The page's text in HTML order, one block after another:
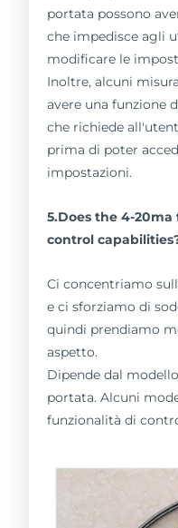
portata possono
che impedisce agli
modificare le
Inoltre, alcuni
avere una funzione
che richiede
prima di poter
impostazioni.
5.Does the 4-
control
Ci concentriamo
e ci sforziamo di
quindi prendiamo
aspetto.
Dipende dal
portata. Alcuni
funzionalità di